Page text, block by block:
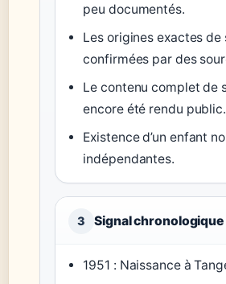
peu documentés.
Les origines exactes
confirmées par des
Le contenu complet de
encore été rendu public.
Existence d’un enfant
indépendantes.
3 Signal chronologique
1951 : Naissance à